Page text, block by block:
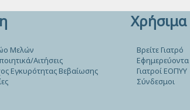
Μελών
Αιτήσεις
Εγκυρότητας Βεβαίωσης
Χρήσιμα
Βρείτε Γιατρό
Γιατροί ΕΟΠΥΥ
Σύνδεσμοι